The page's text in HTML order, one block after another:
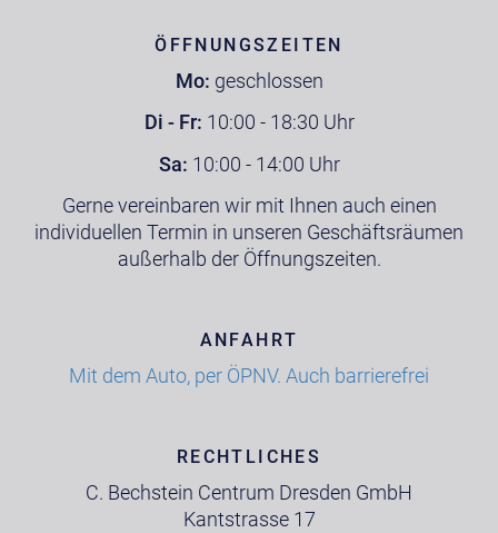
ÖFFNUNGSZEITEN
Mo: geschlossen
Di - Fr: 10:00 - 18:30 Uhr
Sa: 10:00 - 14:00 Uhr
Gerne vereinbaren wir mit Ihnen auch einen
individuellen Termin in unseren Geschäftsräumen
außerhalb der Öffnungszeiten.
ANFAHRT
Mit dem Auto, per ÖPNV. Auch barrierefrei
RECHTLICHES
C. Bechstein Centrum Dresden GmbH
Kantstrasse 17